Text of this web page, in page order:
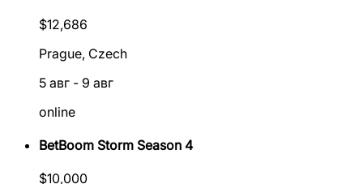
$12,686
Prague, Czech
5 авг - 9 авг
online
BetBoom Storm Season 4
$10,000